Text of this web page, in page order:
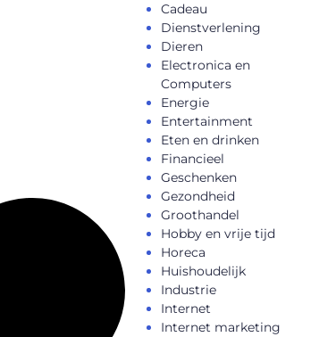
Cadeau
Dienstverlening
Dieren
Electronica en
Computers
Energie
Entertainment
Eten en drinken
Financieel
Geschenken
Gezondheid
Groothandel
Hobby en vrije tijd
Horeca
Huishoudelijk
Industrie
Internet
Internet marketing